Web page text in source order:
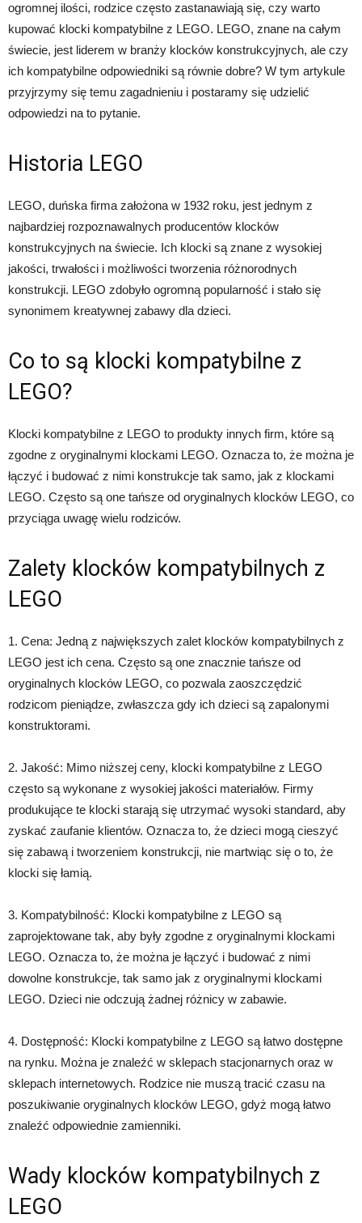
ogromnej ilości, rodzice często zastanawiają się, czy warto
kupować klocki kompatybilne z LEGO. LEGO, znane na całym
świecie, jest liderem w branży klocków konstrukcyjnych, ale czy
ich kompatybilne odpowiedniki są równie dobre? W tym artykule
przyjrzymy się temu zagadnieniu i postaramy się udzielić
odpowiedzi na to pytanie.
Historia LEGO
LEGO, duńska firma założona w 1932 roku, jest jednym z
najbardziej rozpoznawalnych producentów klocków
konstrukcyjnych na świecie. Ich klocki są znane z wysokiej
jakości, trwałości i możliwości tworzenia różnorodnych
konstrukcji. LEGO zdobyło ogromną popularność i stało się
synonimem kreatywnej zabawy dla dzieci.
Co to są klocki kompatybilne z
LEGO?
Klocki kompatybilne z LEGO to produkty innych firm, które są
zgodne z oryginalnymi klockami LEGO. Oznacza to, że można je
łączyć i budować z nimi konstrukcje tak samo, jak z klockami
LEGO. Często są one tańsze od oryginalnych klocków LEGO, co
przyciąga uwagę wielu rodziców.
Zalety klocków kompatybilnych z
LEGO
1. Cena: Jedną z największych zalet klocków kompatybilnych z
LEGO jest ich cena. Często są one znacznie tańsze od
oryginalnych klocków LEGO, co pozwala zaoszczędzić
rodzicom pieniądze, zwłaszcza gdy ich dzieci są zapalonymi
konstruktorami.
2. Jakość: Mimo niższej ceny, klocki kompatybilne z LEGO
często są wykonane z wysokiej jakości materiałów. Firmy
produkujące te klocki starają się utrzymać wysoki standard, aby
zyskać zaufanie klientów. Oznacza to, że dzieci mogą cieszyć
się zabawą i tworzeniem konstrukcji, nie martwiąc się o to, że
klocki się łamią.
3. Kompatybilność: Klocki kompatybilne z LEGO są
zaprojektowane tak, aby były zgodne z oryginalnymi klockami
LEGO. Oznacza to, że można je łączyć i budować z nimi
dowolne konstrukcje, tak samo jak z oryginalnymi klockami
LEGO. Dzieci nie odczują żadnej różnicy w zabawie.
4. Dostępność: Klocki kompatybilne z LEGO są łatwo dostępne
na rynku. Można je znaleźć w sklepach stacjonarnych oraz w
sklepach internetowych. Rodzice nie muszą tracić czasu na
poszukiwanie oryginalnych klocków LEGO, gdyż mogą łatwo
znaleźć odpowiednie zamienniki.
Wady klocków kompatybilnych z
LEGO